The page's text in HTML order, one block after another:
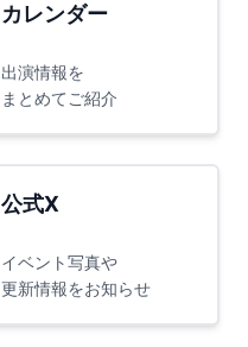
カレンダー
出演情報を
まとめてご紹介
公式X
イベント写真や
更新情報をお知らせ